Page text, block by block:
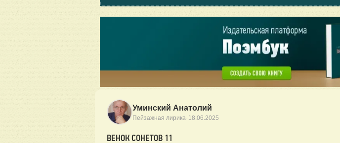
Уминский Анатолий
Пейзажная лирика· 18.06.2025
ВЕНОК СОНЕТОВ 11